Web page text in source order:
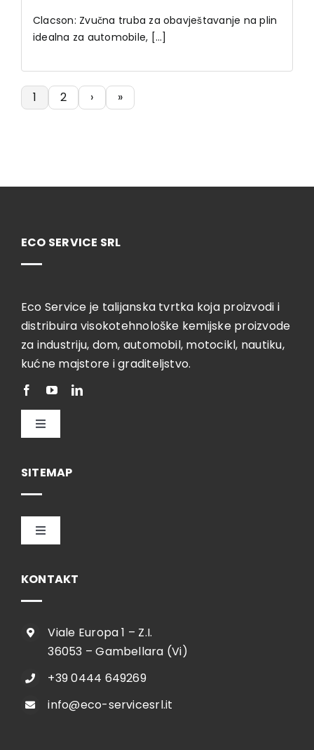
Clacson: Zvučna truba za obavještavanje na plin
idealna za automobile, [...]
1 2 › »
ECO SERVICE SRL
Eco Service je talijanska tvrtka koja proizvodi i
distribuira visokotehnološke kemijske proizvode
za industriju, dom, automobil, motocikl, nautiku,
kućne majstore i graditeljstvo.
Toggle
SITEMAP
Toggle
KONTAKT
Viale Europa 1 – Z.I.
36053 – Gambellara (Vi)
+39 0444 649269
info@eco-servicesrl.it